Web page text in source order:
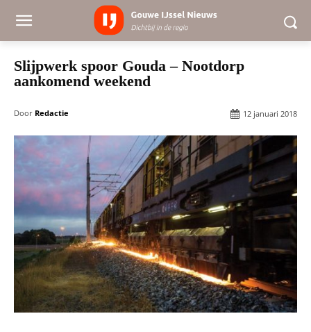
Slijpwerk spoor Gouda – Nootdorp
aankomend weekend
Door Redactie 12 januari 2018